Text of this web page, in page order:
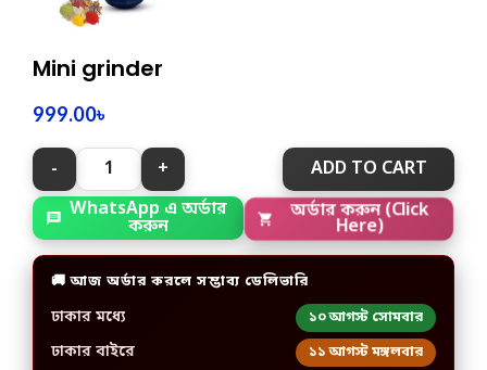
Mini grinder
999.00৳
ADD TO CART
WhatsApp এ অর্ডার
করুন
অর্ডার করুন (Click
Here)
🚚 আজ অর্ডার করলে সম্ভাব্য ডেলিভারি
ঢাকার মধ্যে ১০ আগস্ট সোমবার
ঢাকার বাইরে ১১ আগস্ট মঙ্গলবার